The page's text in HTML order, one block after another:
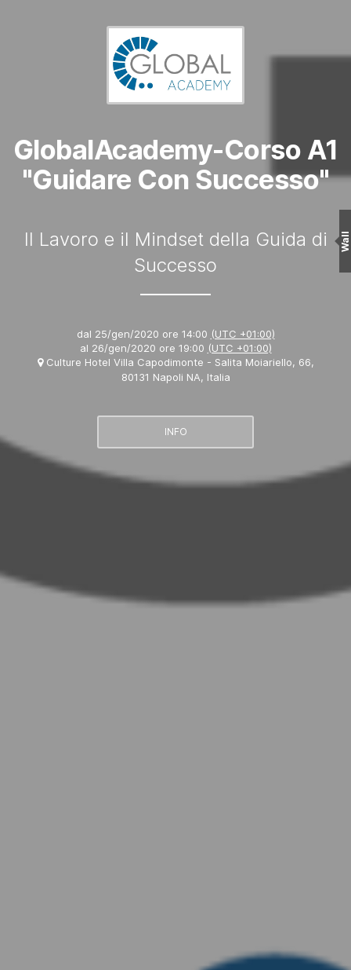
GlobalAcademy-Corso A1
"Guidare Con Successo"
Il Lavoro e il Mindset della Guida di
Successo
dal 25/gen/2020 ore 14:00 (UTC +01:00)
al 26/gen/2020 ore 19:00 (UTC +01:00)
Culture Hotel Villa Capodimonte - Salita Moiariello, 66,
80131 Napoli NA, Italia
INFO
Wall